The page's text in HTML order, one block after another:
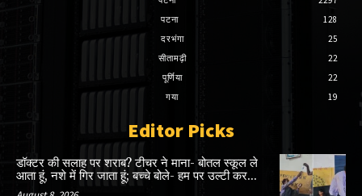
पटना
128
दरभंगा
25
सीतामढ़ी
22
पूर्णिया
22
गया
19
Editor Picks
डॉक्टर की सलाह पर शराब? टीचर ने माना- बोतल स्कूल ले
आता हूं, नशे में गिर जाता हूं; बच्चे बोले- हम पर उल्टी कर...